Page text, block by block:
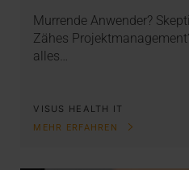
Murrende Anwender?
Zähes
alles…
VISUS HEALTH IT
MEHR ERFAHREN